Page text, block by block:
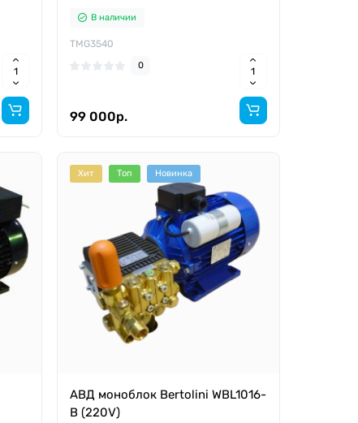
В наличии
TMG3540
0
99 000р.
Хит Топ Новинка
АВД моноблок Bertolini WBL1016-
B (220V)